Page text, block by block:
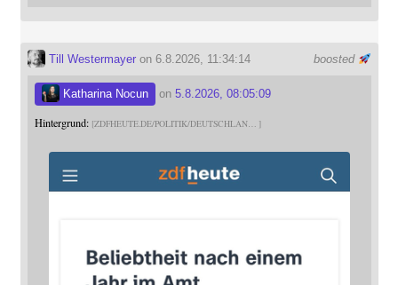
boosted
Till Westermayeron 6.8.2026, 11:34:14
Katharina Nocun on 5.8.2026, 08:05:09
Hintergrund: ZDFHEUTE.DE/POLITIK/DEUTSCHLAN